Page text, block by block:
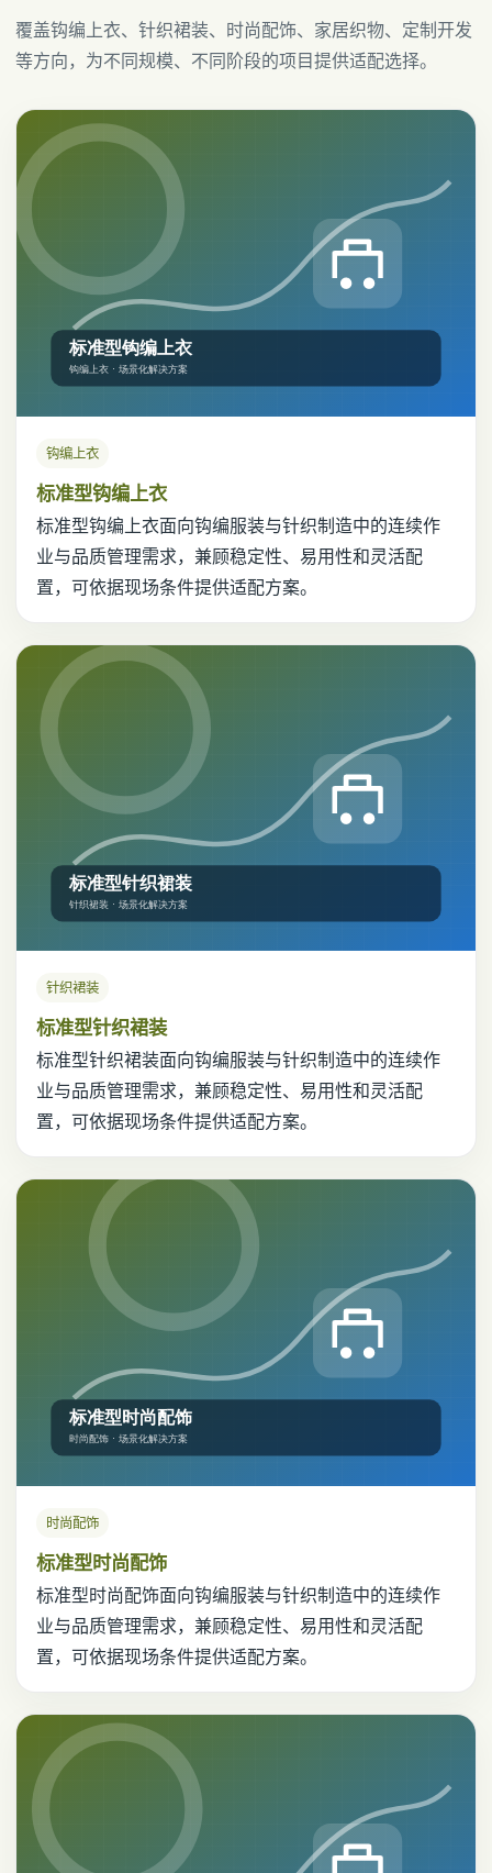
覆盖钩编上衣、针织裙装、时尚配饰、家居织物、定制开发
等方向，为不同规模、不同阶段的项目提供适配选择。
钩编上衣
标准型钩编上衣
标准型钩编上衣面向钩编服装与针织制造中的连续作
业与品质管理需求，兼顾稳定性、易用性和灵活配
置，可依据现场条件提供适配方案。
针织裙装
标准型针织裙装
标准型针织裙装面向钩编服装与针织制造中的连续作
业与品质管理需求，兼顾稳定性、易用性和灵活配
置，可依据现场条件提供适配方案。
时尚配饰
标准型时尚配饰
标准型时尚配饰面向钩编服装与针织制造中的连续作
业与品质管理需求，兼顾稳定性、易用性和灵活配
置，可依据现场条件提供适配方案。